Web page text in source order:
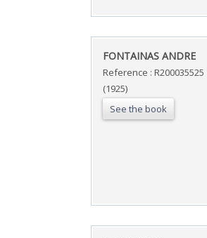
‎FONTAINAS ANDRE‎
Reference : R200035525
(1925)
See the book